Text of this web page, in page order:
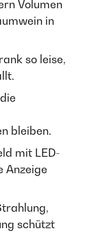
Volumen
in
so leise,
bleiben.
mit LED-
Anzeige
schützt